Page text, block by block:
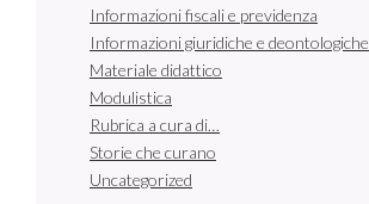
Informazioni fiscali e previdenza
Informazioni giuridiche e deontologiche
Materiale didattico
Modulistica
Rubrica a cura di…
Storie che curano
Uncategorized